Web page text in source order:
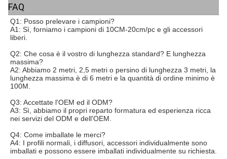
FAQ
Q1: Posso prelevare i campioni?
A1: Sì, forniamo i campioni di 10CM-20cm/pc e gli accessori
liberi.
Q2: Che cosa è il vostro di lunghezza standard? E lunghezza
massima?
A2: Abbiamo 2 metri, 2,5 metri o persino di lunghezza 3 metri, la
lunghezza massima è di 6 metri e la quantità di ordine minimo è
100M.
Q3: Accettate l'OEM ed il ODM?
A3: Sì, abbiamo il propri reparto formatura ed esperienza ricca
nei servizi del ODM e dell'OEM.
Q4: Come imballate le merci?
A4: I profili normali, i diffusori, accessori individualmente sono
imballati e possono essere imballati individualmente su richiesta.